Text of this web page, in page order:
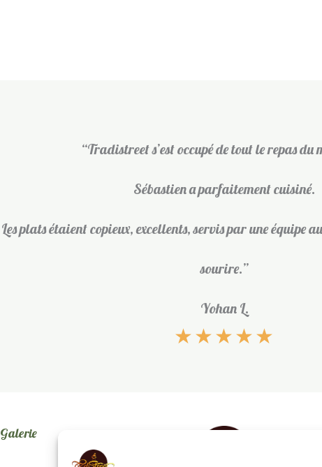
“Tradistreet s’est occupé de tout le repas du
Sébastien a parfaitement cuisiné.
Les plats étaient copieux, excellents, servis par une équipe
sourire.”
Yohan L.
★★★★★
Galerie